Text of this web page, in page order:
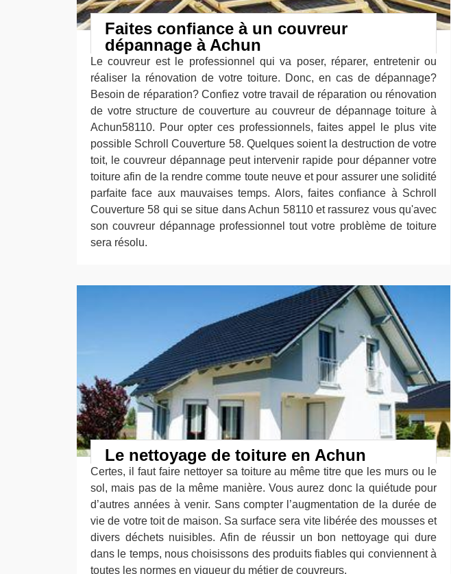
Faites confiance à un couvreur
dépannage à Achun
Le couvreur est le professionnel qui va poser, réparer, entretenir ou
réaliser la rénovation de votre toiture. Donc, en cas de dépannage?
Besoin de réparation? Confiez votre travail de réparation ou rénovation
de votre structure de couverture au couvreur de dépannage toiture à
Achun58110. Pour opter ces professionnels, faites appel le plus vite
possible Schroll Couverture 58. Quelques soient la destruction de votre
toit, le couvreur dépannage peut intervenir rapide pour dépanner votre
toiture afin de la rendre comme toute neuve et pour assurer une solidité
parfaite face aux mauvaises temps. Alors, faites confiance à Schroll
Couverture 58 qui se situe dans Achun 58110 et rassurez vous qu'avec
son couvreur dépannage professionnel tout votre problème de toiture
sera résolu.
Le nettoyage de toiture en Achun
Certes, il faut faire nettoyer sa toiture au même titre que les murs ou le
sol, mais pas de la même manière. Vous aurez donc la quiétude pour
d’autres années à venir. Sans compter l’augmentation de la durée de
vie de votre toit de maison. Sa surface sera vite libérée des mousses et
divers déchets nuisibles. Afin de réussir un bon nettoyage qui dure
dans le temps, nous choisissons des produits fiables qui conviennent à
toutes les normes en vigueur du métier de couvreurs.